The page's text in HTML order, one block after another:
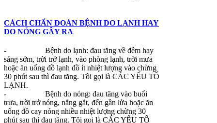
CÁCH CHẨN ĐOÁN BỆNH DO LẠNH HAY
DO NÓNG GÂY RA
-
Bệnh do lạnh: đau tăng về đêm hay
sáng sớm, trời trở lạnh, vào phòng lạnh, trời mưa
hoặc ăn uống đồ lạnh đồ ít nhiệt lượng vào chừng
30 phút sau thì đau tăng. Tôi gọi là CÁC YẾU TỐ
LẠNH.
-
Bệnh do nóng: đau tăng vào buổi
trưa, trời trở nóng, nắng gắt, đến gần lửa hoặc ăn
uống đồ cay nóng nhiều nhiệt lượng chừng 30
phút sau thì đau tăng. Tôi gọi là CÁC YẾU TỐ